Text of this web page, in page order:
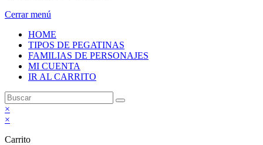
Cerrar menú
HOME
TIPOS DE PEGATINAS
FAMILIAS DE PERSONAJES
MI CUENTA
IR AL CARRITO
×
×
Carrito